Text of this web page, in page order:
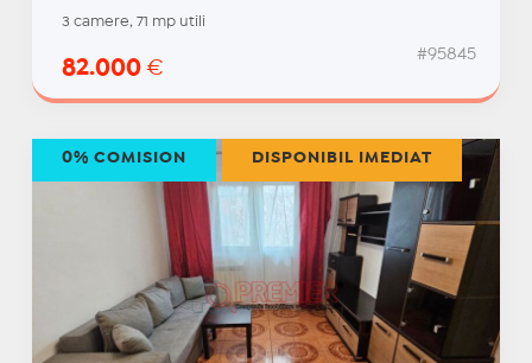
3 camere, 71 mp utili
82.000 €
#95845
0% COMISION DISPONIBIL IMEDIAT